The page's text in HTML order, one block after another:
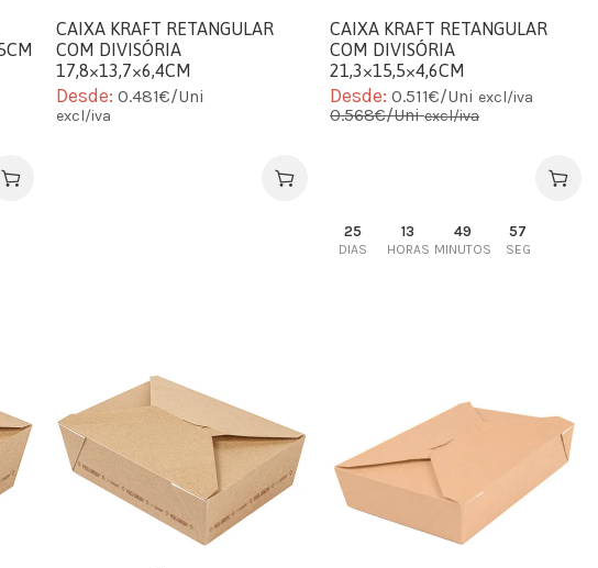
CAIXA KRAFT RETANGULAR
COM DIVISÓRIA
17,8×13,7×6,4CM
Desde:0.481€/Uni
excl/iva
CAIXA KRAFT RETANGULAR
COM DIVISÓRIA
21,3×15,5×4,6CM
Desde:0.511€/Uni excl/iva
0.568€/Uniexcl/iva
25
DIAS
13
HORAS
49
MINUTOS
56
SEG